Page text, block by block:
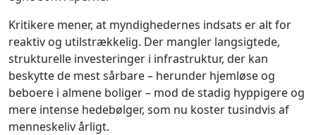
Kritikere mener, at myndighedernes indsats er alt for
reaktiv og utilstrækkelig. Der mangler langsigtede,
strukturelle investeringer i infrastruktur, der kan
beskytte de mest sårbare – herunder hjemløse og
beboere i almene boliger – mod de stadig hyppigere og
mere intense hedebølger, som nu koster tusindvis af
menneskeliv årligt.